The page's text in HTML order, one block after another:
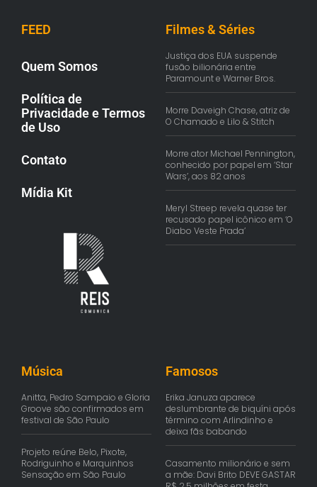
FEED
Quem Somos
Política de
Privacidade e Termos
de Uso
Contato
Mídia Kit
Filmes & Séries
Justiça dos EUA suspende
fusão bilionária entre
Paramount e Warner Bros.
Morre Daveigh Chase, atriz de
O Chamado e Lilo & Stitch
Morre ator Michael Pennington,
conhecido por papel em ‘Star
Wars’, aos 82 anos
Meryl Streep revela quase ter
recusado papel icônico em ‘O
Diabo Veste Prada’
Música
Anitta, Pedro Sampaio e Gloria
Groove são confirmados em
festival de São Paulo
Projeto reúne Belo, Pixote,
Rodriguinho e Marquinhos
Sensação em São Paulo
Famosos
Erika Januza aparece
deslumbrante de biquíni após
término com Arlindinho e
deixa fãs babando
Casamento milionário e sem
a mãe: Davi Brito DEVE GASTAR